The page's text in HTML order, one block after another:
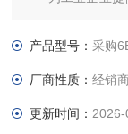
为工业企业和政
为工业企业提供
施服务；
产品型号： 采购
厂商性质：经销商
更新时间：